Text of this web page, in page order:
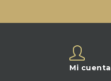
Mi cuenta